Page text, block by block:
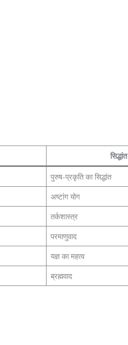
सिद्धांत
पुरुष-प्रकृति का सिद्धांत
अष्टांग योग
तर्कशास्त्र
परमाणुवाद
यज्ञ का महत्व
ब्रह्मवाद